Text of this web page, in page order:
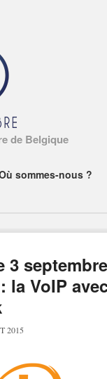
de Belgique
sommes-nous ?
3
la VoIP
2015